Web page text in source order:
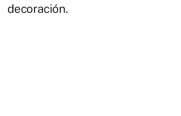
decoración.